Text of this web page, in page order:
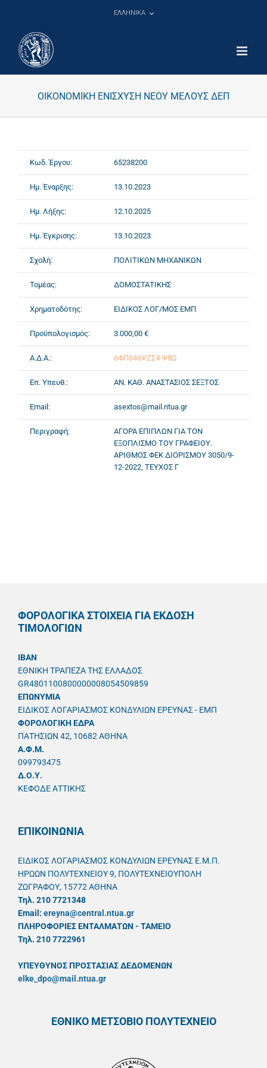
ΕΛΛΗΝΙΚΑ
ΟΙΚΟΝΟΜΙΚΗ ΕΝΙΣΧΥΣΗ ΝΕΟΥ ΜΕΛΟΥΣ ΔΕΠ
Κωδ. Έργου: 65238200
Ημ. Έναρξης: 13.10.2023
Ημ. Λήξης: 12.10.2025
Ημ. Έγκρισης: 13.10.2023
Σχολή: ΠΟΛΙΤΙΚΩΝ ΜΗΧΑΝΙΚΩΝ
Τομέας: ΔΟΜΟΣΤΑΤΙΚΗΣ
Χρηματοδότης: ΕΙΔΙΚΟΣ ΛΟΓ/ΜΟΣ ΕΜΠ
Προϋπολογισμός: 3.000,00 €
Α.Δ.Α.: 6ΦΠ846ΨΖΣ4-Ψ8Ω
Επ. Υπευθ.: ΑΝ. ΚΑΘ. ΑΝΑΣΤΑΣΙΟΣ ΣΕΞΤΟΣ
Email: asextos@mail.ntua.gr
Περιγραφή:
ΑΓΟΡΑ ΕΠΙΠΛΩΝ ΓΙΑ ΤΟΝ
ΕΞΟΠΛΙΣΜΟ ΤΟΥ ΓΡΑΦΕΙΟΥ.
ΑΡΙΘΜΟΣ ΦΕΚ ΔΙΟΡΙΣΜΟΥ 3050/9-
12-2022, ΤΕΥΧΟΣ Γ
ΦΟΡΟΛΟΓΙΚΑ ΣΤΟΙΧΕΙΑ ΓΙΑ ΕΚΔΟΣΗ
ΤΙΜΟΛΟΓΙΩΝ
IBAN
ΕΘΝΙΚΗ ΤΡΑΠΕΖΑ ΤΗΣ ΕΛΛΑΔΟΣ
GR4801100800000008054509859
ΕΠΩΝΥΜΙΑ
ΕΙΔΙΚΟΣ ΛΟΓΑΡΙΑΣΜΟΣ ΚΟΝΔΥΛΙΩΝ ΕΡΕΥΝΑΣ - ΕΜΠ
ΦΟΡΟΛΟΓΙΚΗ ΕΔΡΑ
ΠΑΤΗΣΙΩΝ 42, 10682 ΑΘΗΝΑ
A.Φ.Μ.
099793475
Δ.Ο.Υ.
ΚΕΦΟΔΕ ΑΤΤΙΚΗΣ
ΕΠΙΚΟΙΝΩΝΙΑ
ΕΙΔΙΚΟΣ ΛΟΓΑΡΙΑΣΜΟΣ ΚΟΝΔΥΛΙΩΝ ΕΡΕΥΝΑΣ Ε.Μ.Π.
ΗΡΩΩΝ ΠΟΛΥΤΕΧΝΕΙΟΥ 9, ΠΟΛΥΤΕΧΝΕΙΟΥΠΟΛΗ
ΖΩΓΡΑΦΟΥ, 15772 ΑΘΗΝΑ
Τηλ. 210 7721348
Email: ereyna@central.ntua.gr
ΠΛΗΡΟΦΟΡΙΕΣ ΕΝΤΑΛΜΑΤΩΝ - ΤΑΜΕΙΟ
Τηλ. 210 7722961
ΥΠΕΥΘYΝΟΣ ΠΡΟΣΤΑΣΙΑΣ ΔΕΔΟΜΕΝΩΝ
elke_dpo@mail.ntua.gr
ΕΘΝΙΚΟ ΜΕΤΣΟΒΙΟ ΠΟΛΥΤΕΧΝΕΙΟ